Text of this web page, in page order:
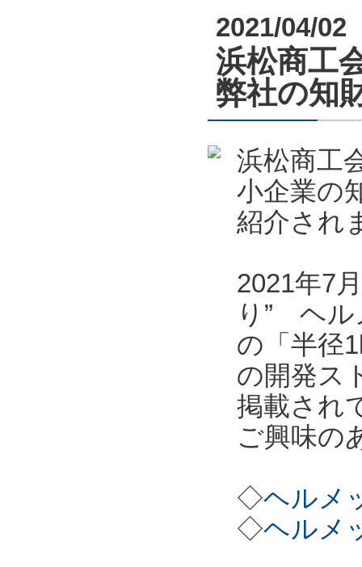
2021/04/02
浜松商工
弊社の知
浜松商工
小企業の
紹介され
2021年7
り” ヘル
の「半径
の開発ス
掲載され
ご興味の
◇ヘルメ
◇ヘルメ